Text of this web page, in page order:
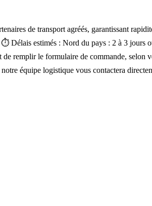
de transport agréés, garantissant
Délais estimés : Nord du pays : 2 à 3 jours
remplir le formulaire de commande, selon
équipe logistique vous contactera